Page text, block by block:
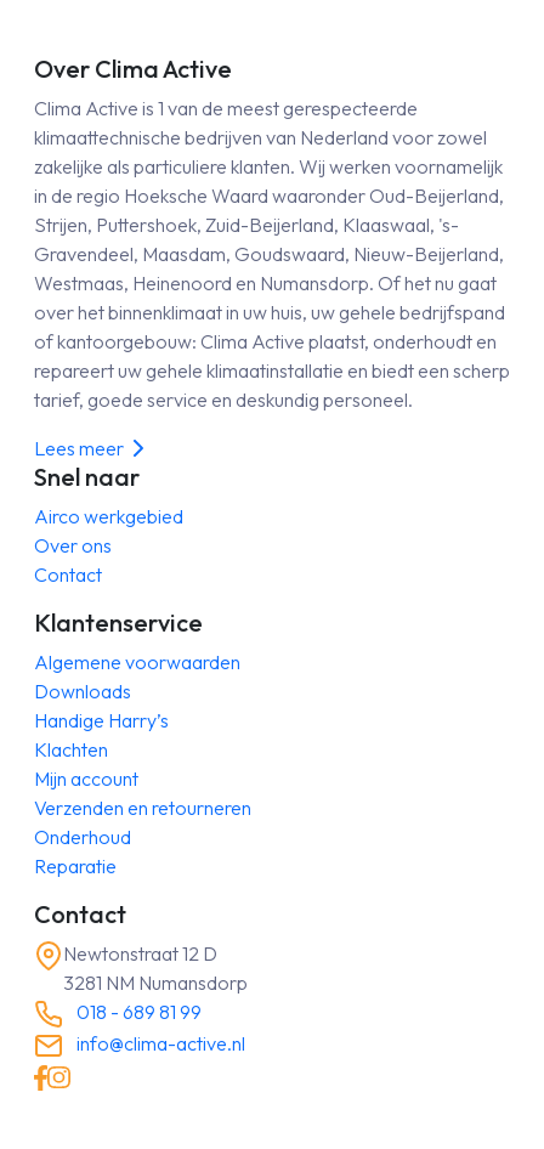
Over Clima Active
Clima Active is 1 van de meest gerespecteerde
klimaattechnische bedrijven van Nederland voor zowel
zakelijke als particuliere klanten. Wij werken voornamelijk
in de regio Hoeksche Waard waaronder Oud-Beijerland,
Strijen, Puttershoek, Zuid-Beijerland, Klaaswaal, 's-
Gravendeel, Maasdam, Goudswaard, Nieuw-Beijerland,
Westmaas, Heinenoord en Numansdorp. Of het nu gaat
over het binnenklimaat in uw huis, uw gehele bedrijfspand
of kantoorgebouw: Clima Active plaatst, onderhoudt en
repareert uw gehele klimaatinstallatie en biedt een scherp
tarief, goede service en deskundig personeel.
Lees meer
Snel naar
Airco werkgebied
Over ons
Contact
Klantenservice
Algemene voorwaarden
Downloads
Handige Harry’s
Klachten
Mijn account
Verzenden en retourneren
Onderhoud
Reparatie
Contact
Newtonstraat 12 D
3281 NM Numansdorp
018 - 689 81 99
info@clima-active.nl